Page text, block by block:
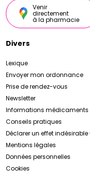
Venir
directement
à la pharmacie
Divers
Lexique
Envoyer mon ordonnance
Prise de rendez-vous
Newsletter
Informations médicaments
Conseils pratiques
Déclarer un effet indésirable
Mentions légales
Données personnelles
Cookies